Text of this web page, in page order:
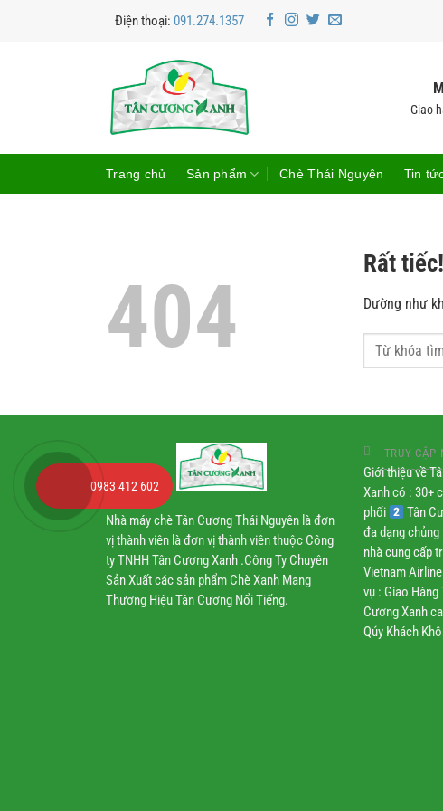
Điện thoại: 091.274.1357
Giao
Trang chủ Sản phẩm Chè Thái Nguyên Tin
404
Rất
Dường như
Nhà máy chè Tân Cương Thái Nguyên là đơn
vị thành viên là đơn vị thành viên thuộc Công
ty TNHH Tân Cương Xanh .Công Ty Chuyên
Sản Xuất các sản phẩm Chè Xanh Mang
Thương Hiệu Tân Cương Nổi Tiếng.
TRUY CẬP
Giới thiệu về
Xanh có : 30+
phối
Tân
đa dạng chủng
nhà cung cấp
Vietnam Airline
vụ : Giao
Cương Xanh
Qúy Khách
0983 412 602